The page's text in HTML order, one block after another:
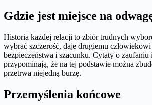
Gdzie jest miejsce na
Historia każdej relacji to zbiór trudnych
wybrać szczerość, daje drugiemu
bezpieczeństwa i szacunku. Cytaty o zaufaniu
przypominają, że na tej podstawie można
przetrwa niejedną burzę.
Przemyślenia końcowe